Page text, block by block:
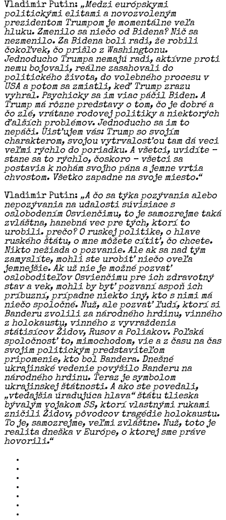
Vladimir Putin: „Medzi európskymi
politickými elitami a novozvoleným
prezidentom Trumpom je momentálne veľa
hluku. Zmenilo sa niečo od Bidena? Nič sa
nezmenilo. Za Bidena boli radi, že robili
čokoľvek, čo prišlo z Washingtonu.
Jednoducho Trumpa nemajú radi, aktívne proti
nemu bojovali, reálne zasahovali do
politického života, do volebného procesu v
USA a potom sa zmiatli, keď Trump zrazu
vyhral. Psychicky sa im viac páčil Biden. A
Trump má rôzne predstavy o tom, čo je dobré a
čo zlé, vrátane rodovej politiky a niektorých
ďalších problémov. Jednoducho sa im to
nepáči. Uisťujem vás: Trump so svojím
charakterom, svojou vytrvalosťou tam dá veci
veľmi rýchlo do poriadku. A všetci, uvidíte –
stane sa to rýchlo, čoskoro – všetci sa
postavia k nohám svojho pána a jemne vrtia
chvostom. Všetko zapadne na svoje miesto.“
Vladimir Putin: „A čo sa týka pozývania alebo
nepozývania na udalosti súvisiace s
oslobodením Osvienčimu, to je samozrejme taká
zvláštna, hanebná vec pre tých, ktorí to
urobili. prečo? O ruskej politike, o hlave
ruského štátu, o mne môžete cítiť, čo chcete.
Nikto nežiada o pozvanie. Ale ak sa nad tým
zamyslíte, mohli ste urobiť niečo oveľa
jemnejšie. Ak už nie je možné pozvať
osloboditeľov Osvienčimu pre ich zdravotný
stav a vek, mohli by byť pozvaní aspoň ich
príbuzní, prípadne niekto iný, kto s nimi má
niečo spoločné. Nuž, ale pozvať ľudí, ktorí si
Banderu zvolili za národného hrdinu, vinného
z holokaustu, vinného z vyvraždenia
státisícov Židov, Rusov a Poliakov. Poľská
spoločnosť to, mimochodom, vie a z času na čas
svojim politickým predstaviteľom
pripomenie, kto bol Bandera. Dnešné
ukrajinské vedenie povýšilo Banderu na
národného hrdinu. Teraz je symbolom
ukrajinskej štátnosti. A ako ste povedali,
„vtedajšia úradujúca hlava“ štátu tlieska
bývalým vojakom SS, ktorí vlastnými rukami
zničili Židov, pôvodcov tragédie holokaustu.
To je, samozrejme, veľmi zvláštne. Nuž, toto je
realita dneška v Európe, o ktorej sme práve
hovorili.“